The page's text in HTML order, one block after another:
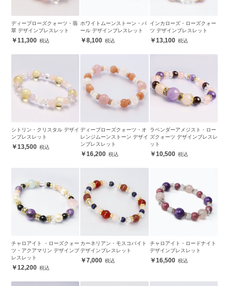
ディープローズクォーツ・翡
翠 デザインブレスレット
11,300
ホワイトムーンストーン・パ
ール デザインブレスレット
8,100
インカローズ・ローズクォー
ツ デザインブレスレット
13,100
シトリン・クリスタル デザイ
ンブレスレット
13,500
ディープローズクォーツ・オ
レンジムーンストーン デザイ
ンブレスレット
16,200
ラベンダーアメジスト・ロー
ズクォーツ デザインブレスレ
ット
10,500
チャロアイト ・ローズクォー
ツ・アクアマリン デザインブ
レスレット
12,200
カーネリアン・モスコバイト
デザインブレスレット
7,000
チャロアイト・ロードナイト
デザインブレスレット
16,500